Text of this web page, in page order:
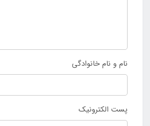
نام و نام خانوادگی
پست الکترونیک